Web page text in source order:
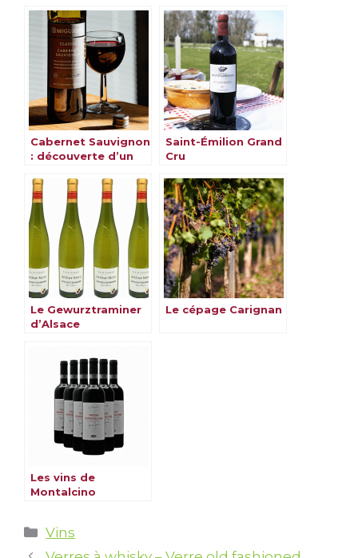
Cabernet Sauvignon
: découverte d’un
emblématique
Saint-Émilion Grand
Cru
Le Gewurztraminer
d’Alsace
Le cépage Carignan
Les vins de
Montalcino
Catégories
Vins